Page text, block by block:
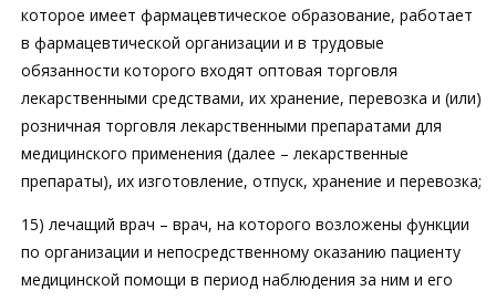
которое имеет фармацевтическое образование, работает
в фармацевтической организации и в трудовые
обязанности которого входят оптовая торговля
лекарственными средствами, их хранение, перевозка и (или)
розничная торговля лекарственными препаратами для
медицинского применения (далее – лекарственные
препараты), их изготовление, отпуск, хранение и перевозка;
15) лечащий врач – врач, на которого возложены функции
по организации и непосредственному оказанию пациенту
медицинской помощи в период наблюдения за ним и его